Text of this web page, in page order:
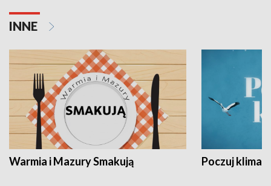
INNE
Warmia i Mazury Smakują Poczuj klimat